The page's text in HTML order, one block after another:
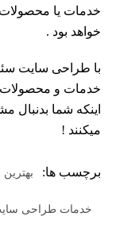
خدمات یا
خواهد بود .
با طراحی سایت
خدمات و محصولات
اینکه شما بدنبال
میکنند !
برچسب ها:
خدمات طراحی